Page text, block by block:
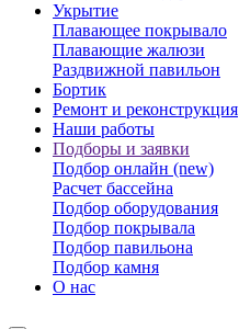
Укрытие
Плавающее покрывало
Плавающие жалюзи
Раздвижной павильон
Бортик
Ремонт и реконструкция
Наши работы
Подборы и заявки
Подбор онлайн (new)
Расчет бассейна
Подбор оборудования
Подбор покрывала
Подбор павильона
Подбор камня
О нас